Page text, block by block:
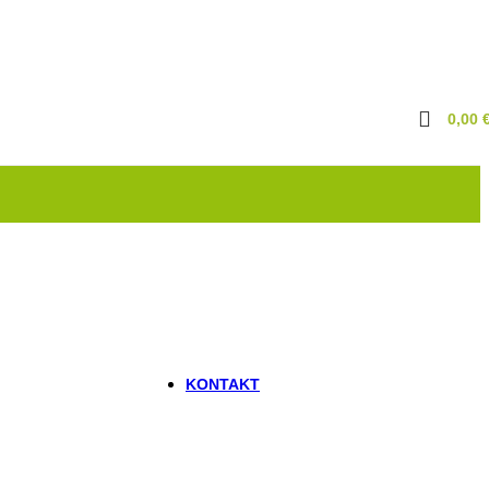
Fliegende Insekten
Rückstauklappen
KONTAKT
0,00